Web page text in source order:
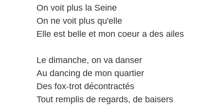
On voit plus la Seine
On ne voit plus qu'elle
Elle est belle et mon coeur a des ailes
Le dimanche, on va danser
Au dancing de mon quartier
Des fox-trot décontractés
Tout remplis de regards, de baisers